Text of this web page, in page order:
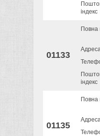
індекс
01133
Повна
індекс
01135
Повна